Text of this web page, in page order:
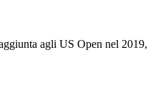
agli US Open nel 2019,